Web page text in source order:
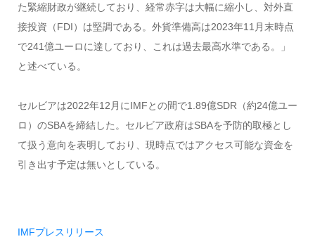
た緊縮財政が継続しており、経常赤字は大幅に縮小し、対外直
接投資（FDI）は堅調である。外貨準備高は2023年11月末時点
で241億ユーロに達しており、これは過去最高水準である。」
と述べている。
セルビアは2022年12月にIMFとの間で1.89億SDR（約24億ユー
ロ）のSBAを締結した。セルビア政府はSBAを予防的取極とし
て扱う意向を表明しており、現時点ではアクセス可能な資金を
引き出す予定は無いとしている。
IMFプレスリリース